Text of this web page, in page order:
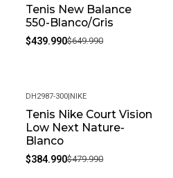
-32%
Tenis New Balance
550-Blanco/Gris
$439.990$649.990
-20%
DH2987-300 NIKE
Tenis Nike Court Vision
Low Next Nature-
Blanco
$384.990$479.990